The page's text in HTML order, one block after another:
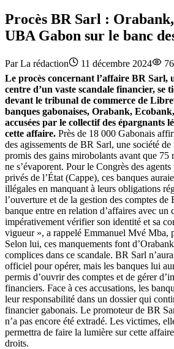
Procès BR Sarl :
UBA Gabon sur le banc
ParLa rédaction 11 décembre 2024 76
Le procès concernant l’affaire BR Sarl,
centre d’un vaste scandale financier, se
devant le tribunal de commerce de
banques gabonaises, Orabank,
accusées par le collectif des épargnants
cette affaire. Près de 18 000 Gabonais
des agissements de BR Sarl, une société
promis des gains mirobolants avant que 75
ne s’évaporent. Pour le Congrès des
privés de l’État (Cappe), ces banques
illégales en manquant à leurs obligations
l’ouverture et de la gestion des comptes
banque entre en relation d’affaires avec un
impérativement vérifier son identité et sa
vigueur », a rappelé Emmanuel Mvé Mba,
Selon lui, ces manquements font
complices dans ce scandale. BR Sarl
officiel pour opérer, mais les banques lui
permis d’ouvrir des comptes et de gérer
financiers. Face à ces accusations, les
leur responsabilité dans un dossier qui
financier gabonais. Le promoteur de BR
n’a pas encore été extradé. Les victimes,
permettra de faire la lumière sur cette
droits.